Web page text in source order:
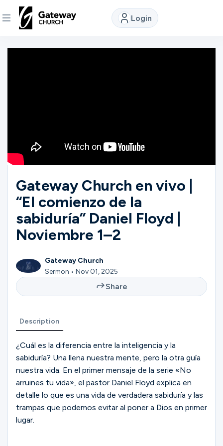
Login
DISCOVER
Connect
Ministries
Groups
Search
English
Gateway Church en vivo |
“El comienzo de la
sabiduría” Daniel Floyd |
Noviembre 1–2
Gateway Church
Sermon • Nov 01, 2025
Share
Description
¿Cuál es la diferencia entre la inteligencia y la
sabiduría? Una llena nuestra mente, pero la otra guía
nuestra vida. En el primer mensaje de la serie «No
arruines tu vida», el pastor Daniel Floyd explica en
detalle lo que es una vida de verdadera sabiduría y las
trampas que podemos evitar al poner a Dios en primer
lugar.